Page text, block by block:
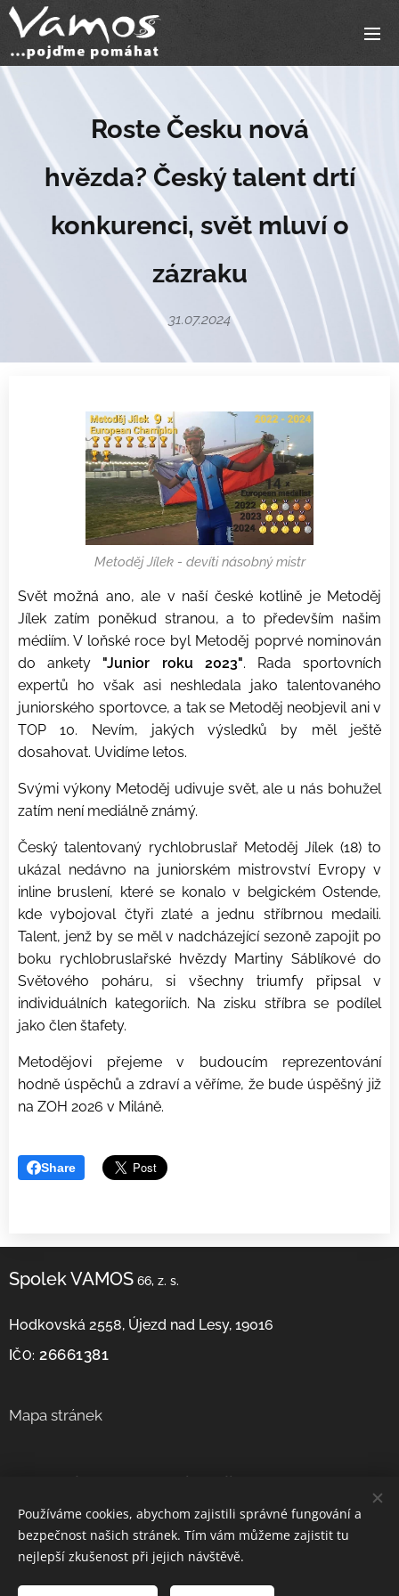
Roste Česku nová
hvězda?Český talent drtí
konkurenci, svět mluví o
zázraku
31.07.2024
Metoděj Jílek - devíti násobný mistr
Svět možná ano, ale v naší české kotlině je Metoděj
Jílek zatím poněkud stranou, a to především našim
médiím. V loňské roce byl Metoděj poprvé nominován
do ankety "Junior roku 2023". Rada sportovních
expertů ho však asi neshledala jako talentovaného
juniorského sportovce, a tak se Metoděj neobjevil ani v
TOP 10. Nevím, jakých výsledků by měl ještě
dosahovat. Uvidíme letos.
Svými výkony Metoděj udivuje svět, ale u nás bohužel
zatím není mediálně známý.
Český talentovaný rychlobruslař Metoděj Jílek (18) to
ukázal nedávno na juniorském mistrovství Evropy v
inline bruslení, které se konalo v belgickém Ostende,
kde vybojoval čtyři zlaté a jednu stříbrnou medaili.
Talent, jenž by se měl v nadcházející sezoně zapojit po
boku rychlobruslařské hvězdy Martiny Sáblíkové do
Světového poháru, si všechny triumfy připsal v
individuálních kategoriích. Na zisku stříbra se podílel
jako člen štafety.
Metodějovi přejeme v budoucím reprezentování
hodně úspěchů a zdraví a věříme, že bude úspěšný již
na ZOH 2026 v Miláně.
Share
Spolek VAMOS 66, z. s.
Hodkovská 2558, Újezd nad Lesy, 19016
IČO:26661381
Mapa stránek
Potřebujete se s námi spojit?
Telefon:+420 608 340 777
E-mail: info@vamos66.cz
Používáme cookies, abychom zajistili správné fungování a
bezpečnost našich stránek. Tím vám můžeme zajistit tu
nejlepší zkušenost při jejich návštěvě.